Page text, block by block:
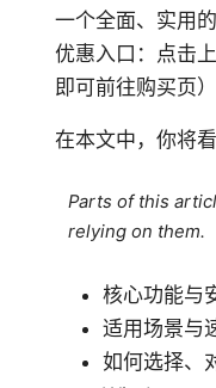
一个全面、实用
优惠入口：点击
即可前往购买页
在本文中，你将看
Parts of this
relying on them.
核心功能与
适用场景与
如何选择、